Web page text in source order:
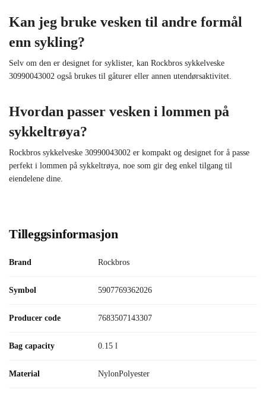
Kan jeg bruke vesken til andre formål
enn sykling?
Selv om den er designet for syklister, kan Rockbros sykkelveske
30990043002 også brukes til gåturer eller annen utendørsaktivitet.
Hvordan passer vesken i lommen på
sykkeltrøya?
Rockbros sykkelveske 30990043002 er kompakt og designet for å passe
perfekt i lommen på sykkeltrøya, noe som gir deg enkel tilgang til
eiendelene dine.
Tilleggsinformasjon
Brand Rockbros
Symbol 5907769362026
Producer code 7683507143307
Bag capacity 0.15 l
Material NylonPolyester